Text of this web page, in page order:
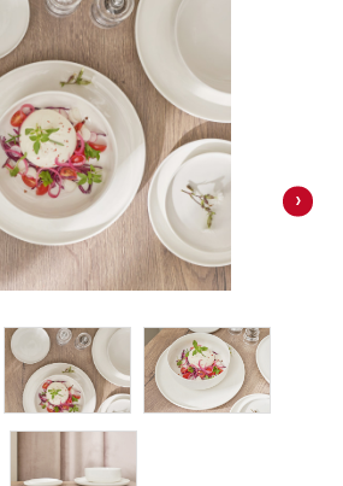
›